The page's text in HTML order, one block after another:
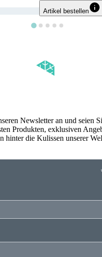
Artikel bestellen
Newsletter an und seien
Produkten, exklusiven
hinter die Kulissen unserer